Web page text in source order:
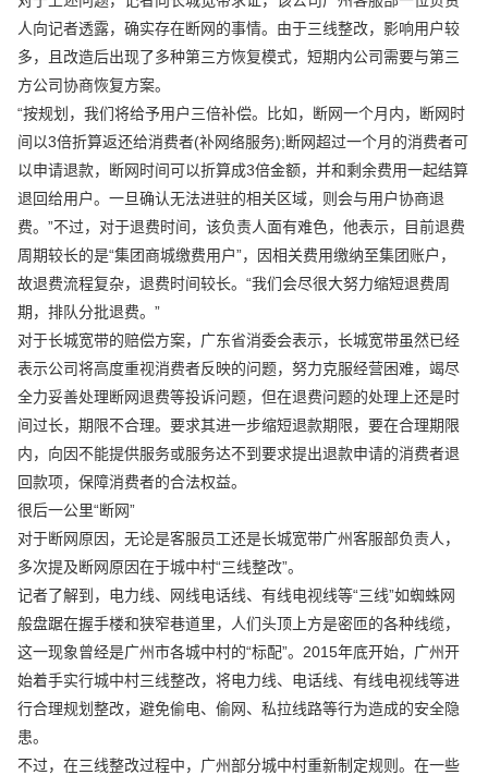
人向记者透露，确实存在断网的事情。由于三线整改，影响用户较
多，且改造后出现了多种第三方恢复模式，短期内公司需要与第三
方公司协商恢复方案。
“按规划，我们将给予用户三倍补偿。比如，断网一个月内，断网时
间以3倍折算返还给消费者(补网络服务);断网超过一个月的消费者可
以申请退款，断网时间可以折算成3倍金额，并和剩余费用一起结算
退回给用户。一旦确认无法进驻的相关区域，则会与用户协商退
费。”不过，对于退费时间，该负责人面有难色，他表示，目前退费
周期较长的是“集团商城缴费用户”，因相关费用缴纳至集团账户，
故退费流程复杂，退费时间较长。“我们会尽很大努力缩短退费周
期，排队分批退费。”
对于长城宽带的赔偿方案，广东省消委会表示，长城宽带虽然已经
表示公司将高度重视消费者反映的问题，努力克服经营困难，竭尽
全力妥善处理断网退费等投诉问题，但在退费问题的处理上还是时
间过长，期限不合理。要求其进一步缩短退款期限，要在合理期限
内，向因不能提供服务或服务达不到要求提出退款申请的消费者退
回款项，保障消费者的合法权益。
很后一公里“断网”
对于断网原因，无论是客服员工还是长城宽带广州客服部负责人，
多次提及断网原因在于城中村“三线整改”。
记者了解到，电力线、网线电话线、有线电视线等“三线”如蜘蛛网
般盘踞在握手楼和狭窄巷道里，人们头顶上方是密匝的各种线缆，
这一现象曾经是广州市各城中村的“标配”。2015年底开始，广州开
始着手实行城中村三线整改，将电力线、电话线、有线电视线等进
行合理规划整改，避免偷电、偷网、私拉线路等行为造成的安全隐
患。
不过，在三线整改过程中，广州部分城中村重新制定规则。在一些